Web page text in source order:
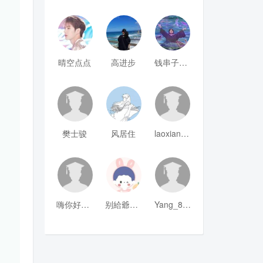
晴空点点 高进步 钱串子123
樊士骏 风居住 laoxianrou
嗨你好8mm 别給爺装纯 Yang_811